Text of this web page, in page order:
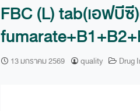
FBC (L) tab(เอฟบี
13 มกราคม 2569 quality Drug